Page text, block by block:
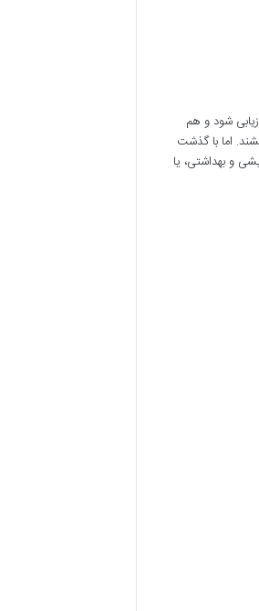
شود و هم
اما با گذشت
و بهداشتی، یا